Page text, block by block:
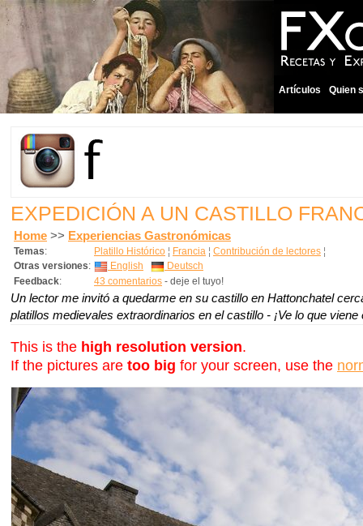
Artículos Quien
EXPEDICIÓN A UN CASTILLO
Home >> Experiencias Gastronómicas
Temas: Platillo Histórico ¦ Francia ¦ Contribución de lectores ¦
Otras versiones: English
Deutsch
Feedback: 43 comentarios - deje el tuyo!
Un lector me invitó a quedarme en su castillo en Hattonchatel
platillos medievales extraordinarios en el castillo - ¡Ve lo que
This is the high resolution version.
If the pictures are too big for your screen, use the